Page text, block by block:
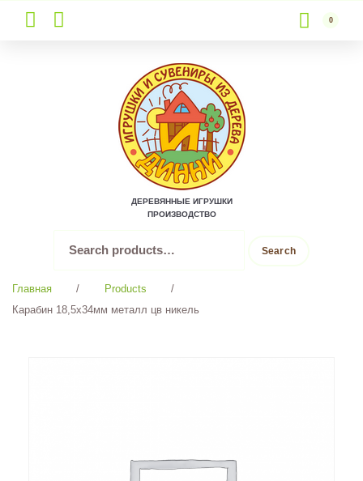
to
content
0
ДЕРЕВЯННЫЕ ИГРУШКИ
ПРОИЗВОДСТВО
for:
Search
Главная / Products
/
Карабин 18,5х34мм металл цв никель